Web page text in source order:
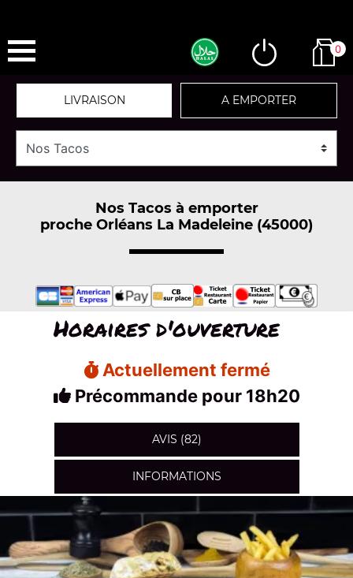
0
LIVRAISON A EMPORTER
Nos Tacos à emporter
proche Orléans La Madeleine (45000)
Horaires d'ouverture
Actuellement fermé
Précommande pour 18h20
AVIS (82)
INFORMATIONS